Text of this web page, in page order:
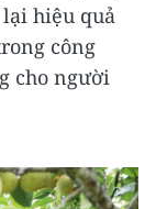
hiệu quả
công
cho người